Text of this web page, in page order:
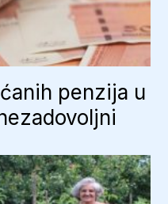
penzija u